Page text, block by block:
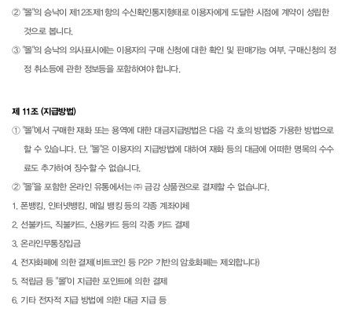
② "몰"의 승낙이 제12조제1항의 수신확인통지형태로 이용자에게 도달한 시점에 계약이 성립한
것으로 봅니다.
③ "몰"의 승낙의 의사표시에는 이용자의 구매 신청에 대한 확인 및 판매가능 여부, 구매신청의 정
정 취소등에 관한 정보등을 포함하여야 합니다.
제 11조 (지급방법)
① "몰"에서 구매한 재화 또는 용역에 대한 대금지급방법은 다음 각 호의 방법중 가용한 방법으로
할 수 있습니다. 단, "몰"은 이용자의 지급방법에 대하여 재화 등의 대금에 어떠한 명목의 수수
료도 추가하여 징수할 수 없습니다.
② "몰"을 포함한 온라인 유통에서는 ㈜ 금강 상품권으로 결제할 수 없습니다.
1. 폰뱅킹, 인터넷뱅킹, 메일 뱅킹 등의 각종 계좌이체
2. 선불카드, 직불카드, 신용카드 등의 각종 카드 결제
3. 온라인무통장입금
4. 전자화폐에 의한 결제(비트코인 등 P2P 기반의 암호화폐는 제외합니다)
5. 적립금 등 "몰"이 지급한 포인트에 의한 결제
6. 기타 전자적 지급 방법에 의한 대금 지급 등